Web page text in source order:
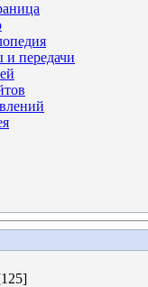
передачи